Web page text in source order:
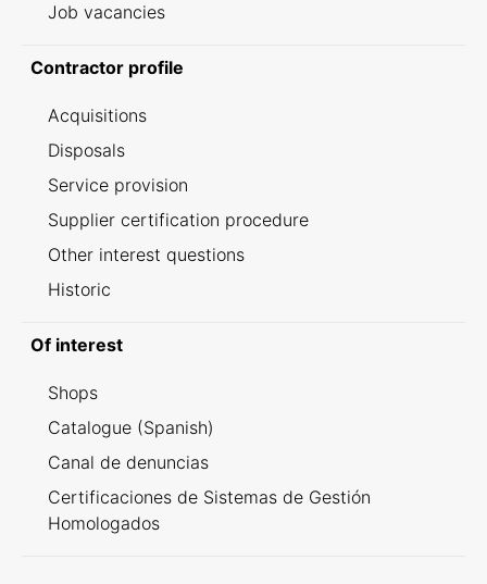
Job vacancies
Contractor profile
Acquisitions
Disposals
Service provision
Supplier certification procedure
Other interest questions
Historic
Of interest
Shops
Catalogue (Spanish)
Canal de denuncias
Certificaciones de Sistemas de Gestión
Homologados